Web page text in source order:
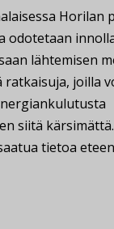
Horilan
odotetaan
lähtemisen
ratkaisuja, joilla
siitä
tietoa